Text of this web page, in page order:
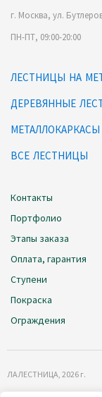
г. Москва, ул.
ПН-ПТ, 09:00-20:00
ЛЕСТНИЦЫ НА
ДЕРЕВЯННЫЕ
МЕТАЛЛОКАРКАСЫ
ВСЕ ЛЕСТНИЦЫ
Контакты
Портфолио
Этапы заказа
Оплата, гарантия
Ступени
Покраска
Ограждения
ЛАЛЕСТНИЦА, 2026 г.
Политика обработки